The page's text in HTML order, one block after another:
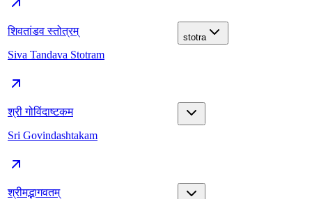
शिवतांडव स्तोत्रम्
Siva Tandava Stotram
stotra
श्री गोविंदाष्टकम
Sri Govindashtakam
श्रीमद्भागवतम्